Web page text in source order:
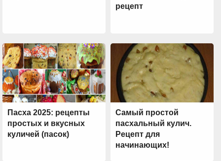
рецепт
Пасха 2025: рецепты
простых и вкусных
куличей (пасок)
Самый простой
пасхальный кулич.
Рецепт для
начинающих!